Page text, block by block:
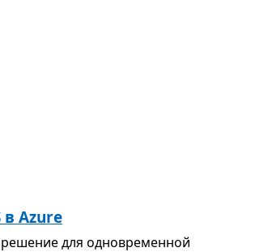
Azure
решение для одновременной